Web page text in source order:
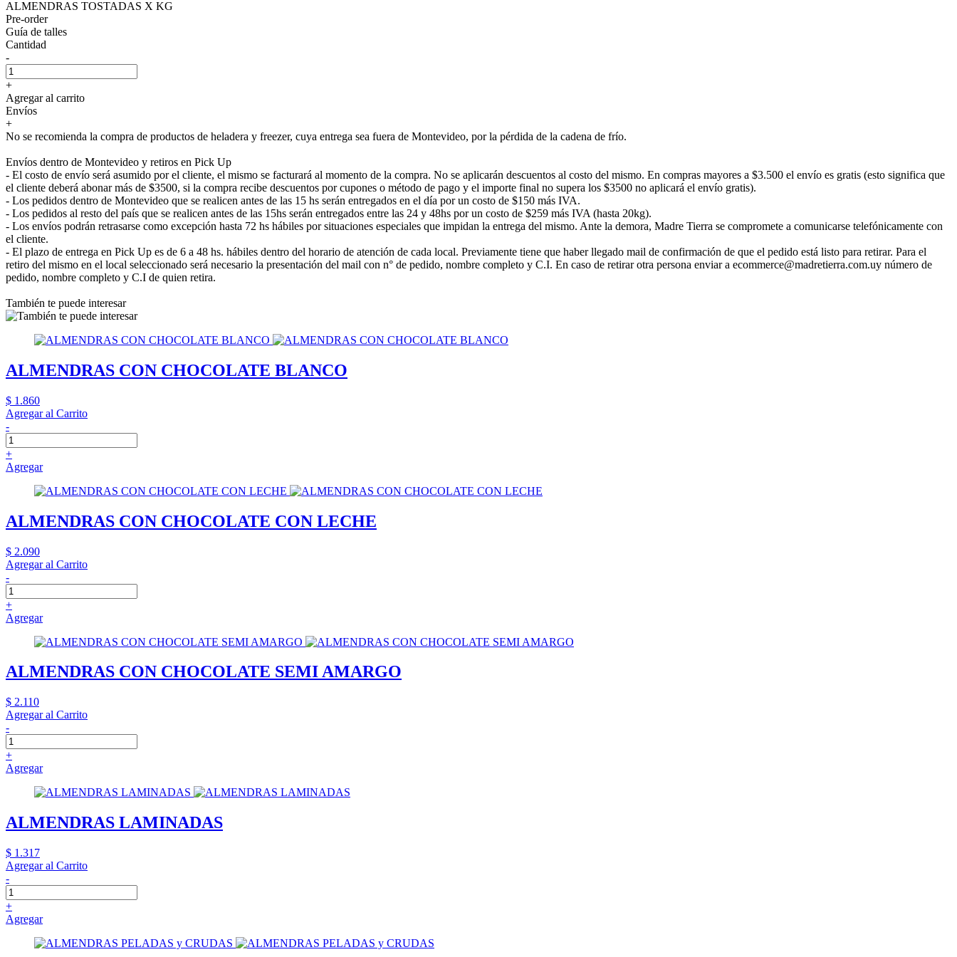
ALMENDRAS TOSTADAS X KG
Pre-order
Guía de talles
Cantidad
-
+
Agregar al carrito
Envíos
+
No se recomienda la compra de productos de heladera y freezer, cuya entrega sea fuera de Montevideo, por la pérdida de la cadena de frío.
Envíos dentro de Montevideo y retiros en Pick Up
- El costo de envío será asumido por el cliente, el mismo se facturará al momento de la compra. No se aplicarán descuentos al costo del mismo. En compras mayores a $3.500 el envío es gratis (esto significa que
el cliente deberá abonar más de $3500, si la compra recibe descuentos por cupones o método de pago y el importe final no supera los $3500 no aplicará el envío gratis).
- Los pedidos dentro de Montevideo que se realicen antes de las 15 hs serán entregados en el día por un costo de $150 más IVA.
- Los pedidos al resto del país que se realicen antes de las 15hs serán entregados entre las 24 y 48hs por un costo de $259 más IVA (hasta 20kg).
- Los envíos podrán retrasarse como excepción hasta 72 hs hábiles por situaciones especiales que impidan la entrega del mismo. Ante la demora, Madre Tierra se compromete a comunicarse telefónicamente con
el cliente.
- El plazo de entrega en Pick Up es de 6 a 48 hs. hábiles dentro del horario de atención de cada local. Previamente tiene que haber llegado mail de confirmación de que el pedido está listo para retirar. Para el
retiro del mismo en el local seleccionado será necesario la presentación del mail con n° de pedido, nombre completo y C.I. En caso de retirar otra persona enviar a ecommerce@madretierra.com.uy número de
pedido, nombre completo y C.I de quien retira.
También te puede interesar
ALMENDRAS CON CHOCOLATE BLANCO
$ 1.860
Agregar al Carrito
-
+
Agregar
ALMENDRAS CON CHOCOLATE CON LECHE
$ 2.090
Agregar al Carrito
-
+
Agregar
ALMENDRAS CON CHOCOLATE SEMI AMARGO
$ 2.110
Agregar al Carrito
-
+
Agregar
ALMENDRAS LAMINADAS
$ 1.317
Agregar al Carrito
-
+
Agregar